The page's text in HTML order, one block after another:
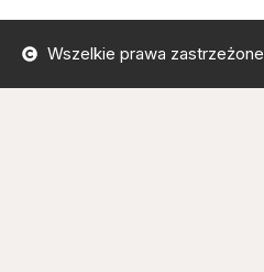
Wszelkie prawa zastrzeżone